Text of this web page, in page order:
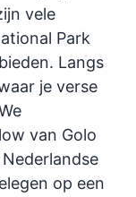
vele
Park
Langs
je verse
van Golo
op een